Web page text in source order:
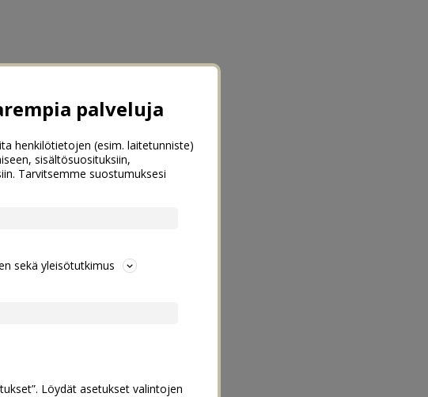
palveluja
henkilötietojen (esim. laitetunniste)
sisältösuosituksiin,
Tarvitsemme suostumuksesi
sekä yleisötutkimus
Löydät asetukset valintojen